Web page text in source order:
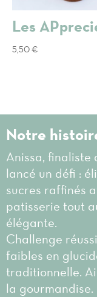
Les
5,50€
Notre
Anissa, finaliste
lancé un défi :
sucres raffinés
patisserie tout
élégante.
Challenge
faibles en
traditionnelle.
la gourmandise.